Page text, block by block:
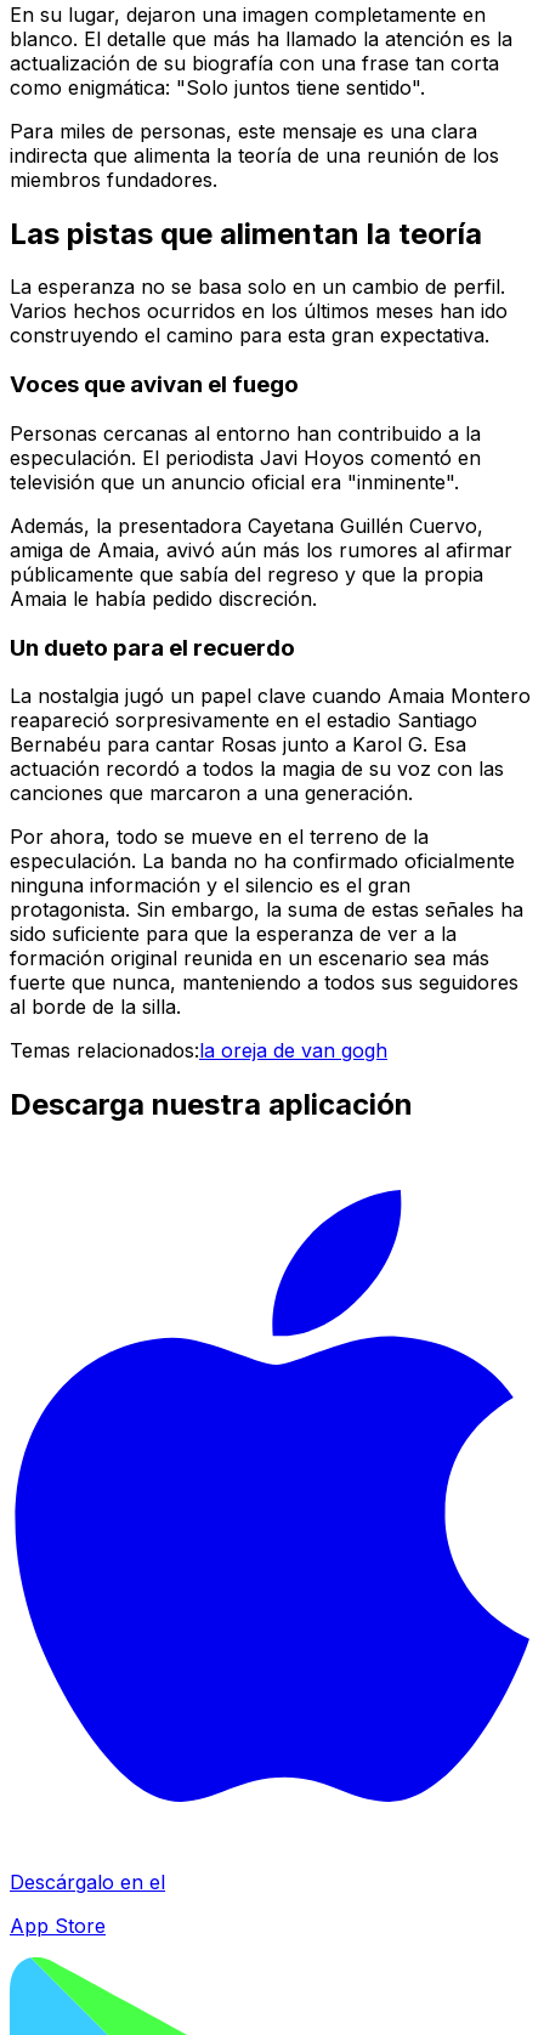
En su lugar, dejaron una imagen completamente en
blanco. El detalle que más ha llamado la atención es la
actualización de su biografía con una frase tan corta
como enigmática: "Solo juntos tiene sentido".
Para miles de personas, este mensaje es una clara
indirecta que alimenta la teoría de una reunión de los
miembros fundadores.
Las pistas que alimentan la teoría
La esperanza no se basa solo en un cambio de perfil.
Varios hechos ocurridos en los últimos meses han ido
construyendo el camino para esta gran expectativa.
Voces que avivan el fuego
Personas cercanas al entorno han contribuido a la
especulación. El periodista Javi Hoyos comentó en
televisión que un anuncio oficial era "inminente".
Además, la presentadora Cayetana Guillén Cuervo,
amiga de Amaia, avivó aún más los rumores al afirmar
públicamente que sabía del regreso y que la propia
Amaia le había pedido discreción.
Un dueto para el recuerdo
La nostalgia jugó un papel clave cuando Amaia Montero
reapareció sorpresivamente en el estadio Santiago
Bernabéu para cantar Rosas junto a Karol G. Esa
actuación recordó a todos la magia de su voz con las
canciones que marcaron a una generación.
Por ahora, todo se mueve en el terreno de la
especulación. La banda no ha confirmado oficialmente
ninguna información y el silencio es el gran
protagonista. Sin embargo, la suma de estas señales ha
sido suficiente para que la esperanza de ver a la
formación original reunida en un escenario sea más
fuerte que nunca, manteniendo a todos sus seguidores
al borde de la silla.
Temas relacionados:la oreja de van gogh
Descarga nuestra aplicación
Descárgalo en el
App Store